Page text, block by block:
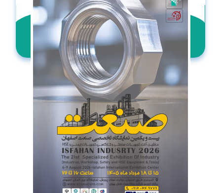
مانده تا برگزاری نمایشگاه
00
روزها ساعت
00
دقیقه